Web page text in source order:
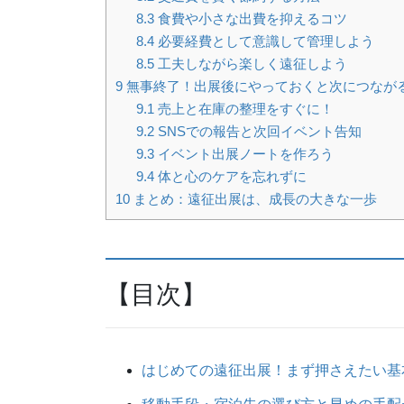
8.3食費や小さな出費を抑えるコツ
8.4必要経費として意識して管理しよう
8.5工夫しながら楽しく遠征しよう
9 無事終了！出展後にやっておくと次につなが
9.1 売上と在庫の整理をすぐに！
9.2SNSでの報告と次回イベント告知
9.3イベント出展ノートを作ろう
9.4体と心のケアを忘れずに
10 まとめ：遠征出展は、成長の大きな一歩
【目次】
はじめての遠征出展！まず押さえたい基